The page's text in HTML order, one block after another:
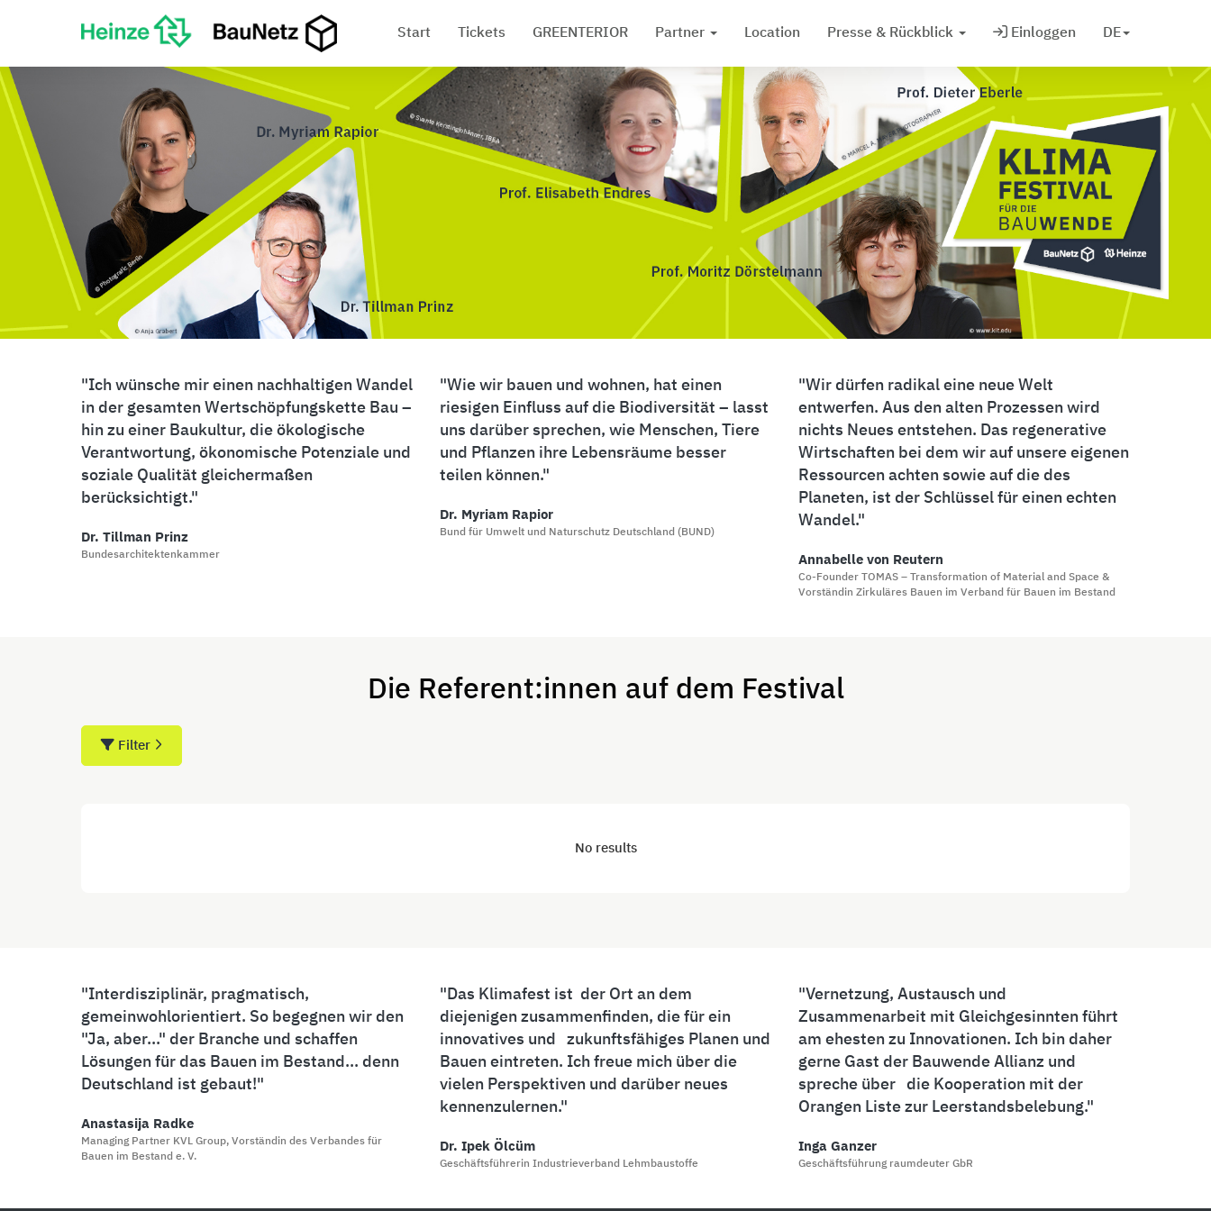
Start Tickets GREENTERIOR Partner Location Presse & Rückblick Einloggen DE
Ich wünsche mir einen nachhaltigen Wandel
in der gesamten Wertschöpfungskette Bau –
hin zu einer Baukultur, die ökologische
Verantwortung, ökonomische Potenziale und
soziale Qualität gleichermaßen
berücksichtigt.
Dr. Tillman Prinz
Bundesarchitektenkammer
Wie wir bauen und wohnen, hat einen
riesigen Einfluss auf die Biodiversität – lasst
uns darüber sprechen, wie Menschen, Tiere
und Pflanzen ihre Lebensräume besser
teilen können.
Dr. Myriam Rapior
Bund für Umwelt und Naturschutz Deutschland (BUND)
Wir dürfen radikal eine neue Welt
entwerfen. Aus den alten Prozessen wird
nichts Neues entstehen. Das regenerative
Wirtschaften bei dem wir auf unsere eigenen
Ressourcen achten sowie auf die des
Planeten, ist der Schlüssel für einen echten
Wandel.
Annabelle von Reutern
Co-Founder TOMAS – Transformation of Material and Space &
Vorständin Zirkuläres Bauen im Verband für Bauen im Bestand
Die Referent:innen auf dem Festival
Filter
No results
Interdisziplinär, pragmatisch,
gemeinwohlorientiert. So begegnen wir den
"Ja, aber..." der Branche und schaffen
Lösungen für das Bauen im Bestand... denn
Deutschland ist gebaut!
Anastasija Radke
Managing Partner KVL Group, Vorständin des Verbandes für
Bauen im Bestand e. V.
Das Klimafest ist der Ort an dem
diejenigen zusammenfinden, die für ein
innovatives und zukunftsfähiges Planen und
Bauen eintreten. Ich freue mich über die
vielen Perspektiven und darüber neues
kennenzulernen.
Dr. Ipek Ölcüm
Geschäftsführerin Industrieverband Lehmbaustoffe
Vernetzung, Austausch und
Zusammenarbeit mit Gleichgesinnten führt
am ehesten zu Innovationen. Ich bin daher
gerne Gast der Bauwende Allianz und
spreche über die Kooperation mit der
Orangen Liste zur Leerstandsbelebung.
Inga Ganzer
Geschäftsführung raumdeuter GbR